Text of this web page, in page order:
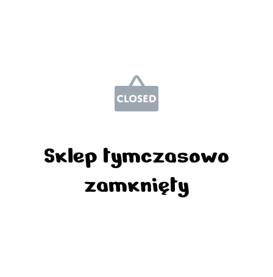
Sklep tymczasowo
zamknięty